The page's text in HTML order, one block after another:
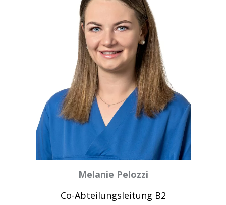
Melanie Pelozzi
Co-Abteilungsleitung B2